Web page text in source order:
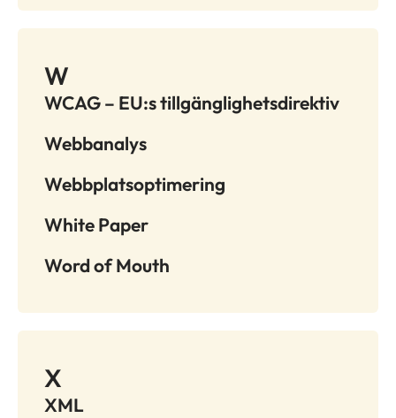
W
WCAG – EU:s tillgänglighetsdirektiv
Webbanalys
Webbplatsoptimering
White Paper
Word of Mouth
X
XML